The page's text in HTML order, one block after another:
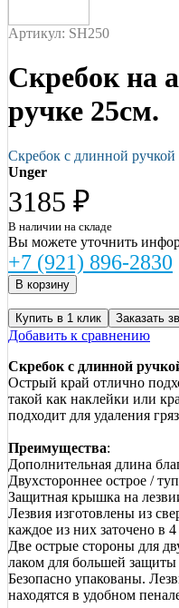
Артикул: SH250
Скребок на
ручке 25см.
Скребок с длинной ручкой
Unger
3185 ₽
В наличии на складе
Вы можете уточнить
+7 (921) 896-2830
Купить в 1 клик Заказать
Добавить к сравнению
Скребок с длинной
Острый край отлично
такой как наклейки или
подходит для удаления
Преимущества:
Дополнительная длина
Двухстороннее острое /
Защитная крышка на
Лезвия изготовлены из
каждое из них заточено в
Две острые стороны для
лаком для большей
Безопасно упакованы.
находятся в удобном